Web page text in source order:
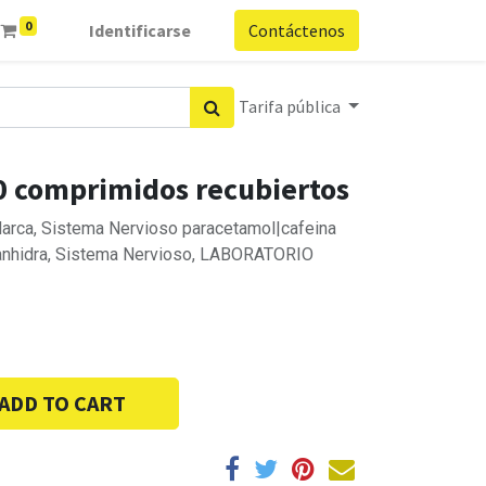
0 Identificarse Contáctenos
Tarifa pública
comprimidos recubiertos
Sistema Nervioso paracetamol|cafeina
Sistema Nervioso, LABORATORIO
TO CART